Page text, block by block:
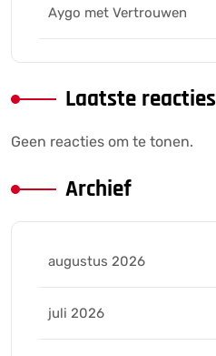
Aygo met Vertrouwen
Laatste reacties
Geen reacties om te tonen.
Archief
augustus 2026
juli 2026